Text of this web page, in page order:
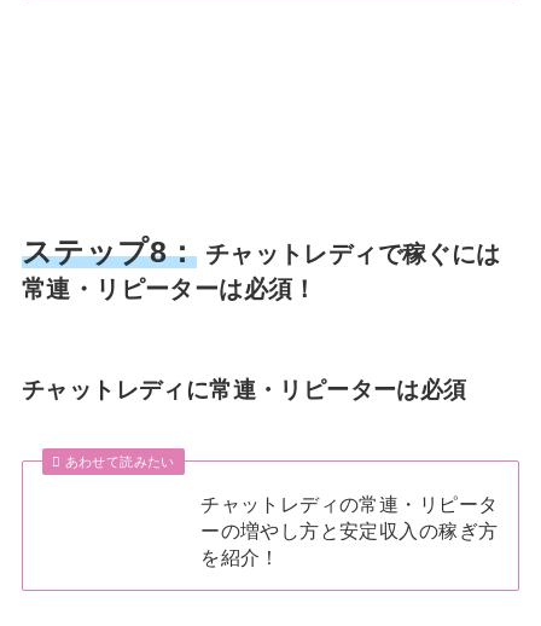
ステップ8： チャットレディで稼ぐには
常連・リピーターは必須！
チャットレディに常連・リピーターは必須
あわせて読みたい
チャットレディの常連・リピータ
ーの増やし方と安定収入の稼ぎ方
を紹介！